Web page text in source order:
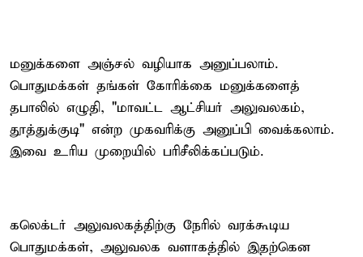
மனுக்களை அஞ்சல் வழியாக அனுப்பலாம்.
பொதுமக்கள் தங்கள் கோரிக்கை மனுக்களைத்
தபாலில் எழுதி, "மாவட்ட ஆட்சியர் அலுவலகம்,
தூத்துக்குடி" என்ற முகவரிக்கு அனுப்பி வைக்கலாம்.
இவை உரிய முறையில் பரிசீலிக்கப்படும்.
கலெக்டர் அலுவலகத்திற்கு நேரில் வரக்கூடிய
பொதுமக்கள், அலுவலக வளாகத்தில் இதற்கென